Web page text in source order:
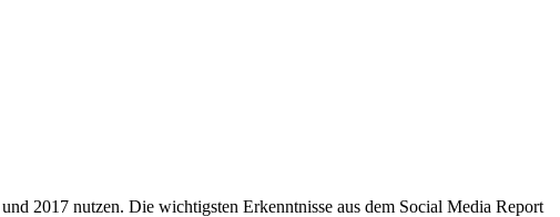
2017 nutzen. Die wichtigsten Erkenntnisse aus dem Social Media Report